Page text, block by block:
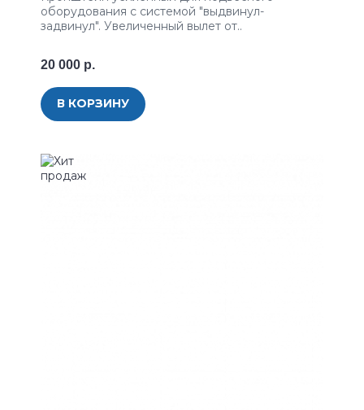
оборудования с системой "выдвинул-
задвинул". Увеличенный вылет от..
20 000 р.
В КОРЗИНУ